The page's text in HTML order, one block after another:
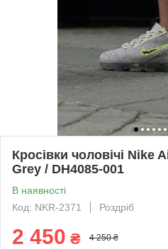
Кросівки чоловічі Nike
Grey / DH4085-001
В наявності
Код: NKR-2371
Роздріб
2 450 ₴ 4 250 ₴